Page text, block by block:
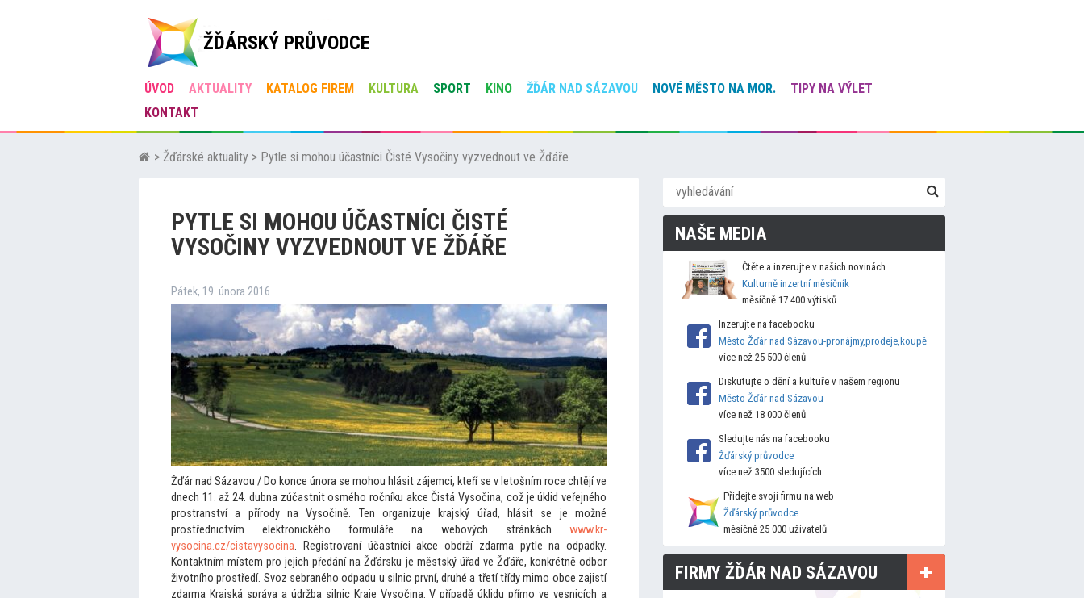
ŽĎÁRSKÝ PRŮVODCE
ÚVOD AKTUALITY KATALOG FIREM KULTURA SPORT KINO ŽĎÁR NAD SÁZAVOU NOVÉ MĚSTO NA MOR.
TIPY NA VÝLET
KONTAKT
> Žďárské aktuality > Pytle si mohou účastníci Čisté Vysočiny vyzvednout ve Žďáře
PYTLE SI MOHOU ÚČASTNÍCI ČISTÉ
VYSOČINY VYZVEDNOUT VE ŽĎÁŘE
Pátek, 19. února 2016
Žďár nad Sázavou / Do konce února se mohou hlásit zájemci, kteří se v letošním roce chtějí ve
dnech 11. až 24. dubna zúčastnit osmého ročníku akce Čistá Vysočina, což je úklid veřejného
prostranství a přírody na Vysočině. Ten organizuje krajský úřad, hlásit se je možné
prostřednictvím elektronického formuláře na webových stránkách www.kr-
vysocina.cz/cistavysocina. Registrovaní účastníci akce obdrží zdarma pytle na odpadky.
Kontaktním místem pro jejich předání na Žďársku je městský úřad ve Žďáře, konkrétně odbor
životního prostředí. Svoz sebraného odpadu u silnic první, druhé a třetí třídy mimo obce zajistí
zdarma Krajská správa a údržba silnic Kraje Vysočina. V případě úklidu přímo ve vesnicích a
NAŠE MEDIA
Čtěte a inzerujte v našich novinách
Kulturně inzertní měsíčník
měsíčně 17 400 výtisků
Inzerujte na facebooku
Město Žďár nad Sázavou-pronájmy,prodeje,koupě
více než 25 500 členů
Diskutujte o dění a kultuře v našem regionu
Město Žďár nad Sázavou
více než 18 000 členů
Sledujte nás na facebooku
Žďárský průvodce
více než 3500 sledujících
Přidejte svoji firmu na web
Žďárský průvodce
měsíčně 25 000 uživatelů
FIRMY ŽĎÁR NAD SÁZAVOU